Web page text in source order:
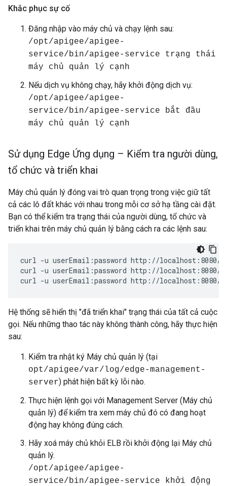
Khắc phục sự cố
Đăng nhập vào máy chủ và chạy lệnh sau:
/opt/apigee/apigee-
service/bin/apigee-service trạng thái
máy chủ quản lý cạnh
Nếu dịch vụ không chạy, hãy khởi động dịch vụ:
/opt/apigee/apigee-
service/bin/apigee-service bắt đầu
máy chủ quản lý cạnh
Sử dụng Edge Ứng dụng – Kiểm tra người dùng,
tổ chức và triển khai
Máy chủ quản lý đóng vai trò quan trọng trong việc giữ tất
cả các lô đất khác với nhau trong mỗi cơ sở hạ tầng cài đặt.
Bạn có thể kiểm tra trạng thái của người dùng, tổ chức và
triển khai trên máy chủ quản lý bằng cách ra các lệnh sau:
curl -u userEmail:password http://localhost:8080/
curl -u userEmail:password http://localhost:8080/
curl -u userEmail:password http://localhost:8080/
Hệ thống sẽ hiển thị "đã triển khai" trạng thái của tất cả cuộc
gọi. Nếu những thao tác này không thành công, hãy thực hiện
sau:
Kiểm tra nhật ký Máy chủ quản lý (tại
opt/apigee/var/log/edge-management-
server) phát hiện bất kỳ lỗi nào.
Thực hiện lệnh gọi với Management Server (Máy chủ
quản lý) để kiểm tra xem máy chủ đó có đang hoạt
động hay không đúng cách.
Hãy xoá máy chủ khỏi ELB rồi khởi động lại Máy chủ
quản lý.
/opt/apigee/apigee-
service/bin/apigee-service khởi động